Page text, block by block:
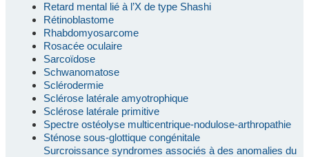
Retard mental lié à l’X de type Shashi
Rétinoblastome
Rhabdomyosarcome
Rosacée oculaire
Sarcoïdose
Schwanomatose
Sclérodermie
Sclérose latérale amyotrophique
Sclérose latérale primitive
Spectre ostéolyse multicentrique-nodulose-arthropathie
Sténose sous-glottique congénitale
Surcroissance syndromes associés à des anomalies du